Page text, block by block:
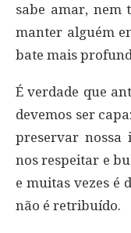
sabe amar, nem
manter alguém
bate mais
É verdade que
devemos ser
preservar nossa
nos respeitar e
e muitas vezes é
não é retribuído.